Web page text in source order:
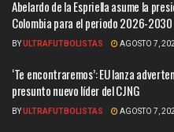
Abelardo de la Espriella asume la
Colombia para el periodo 2026-2030
BYULTRAFUTBOLISTAS AGOSTO 7,
‘Te encontraremos’: EU lanza
presunto nuevo líder del CJNG
BYULTRAFUTBOLISTAS AGOSTO 7,